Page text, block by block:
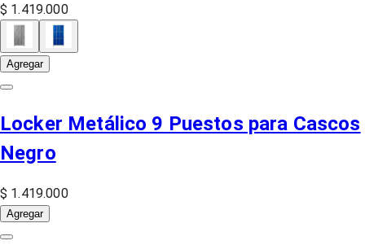
$ 1.419.000
Agregar
Locker Metálico 9 Puestos para Cascos
Negro
$ 1.419.000
Agregar